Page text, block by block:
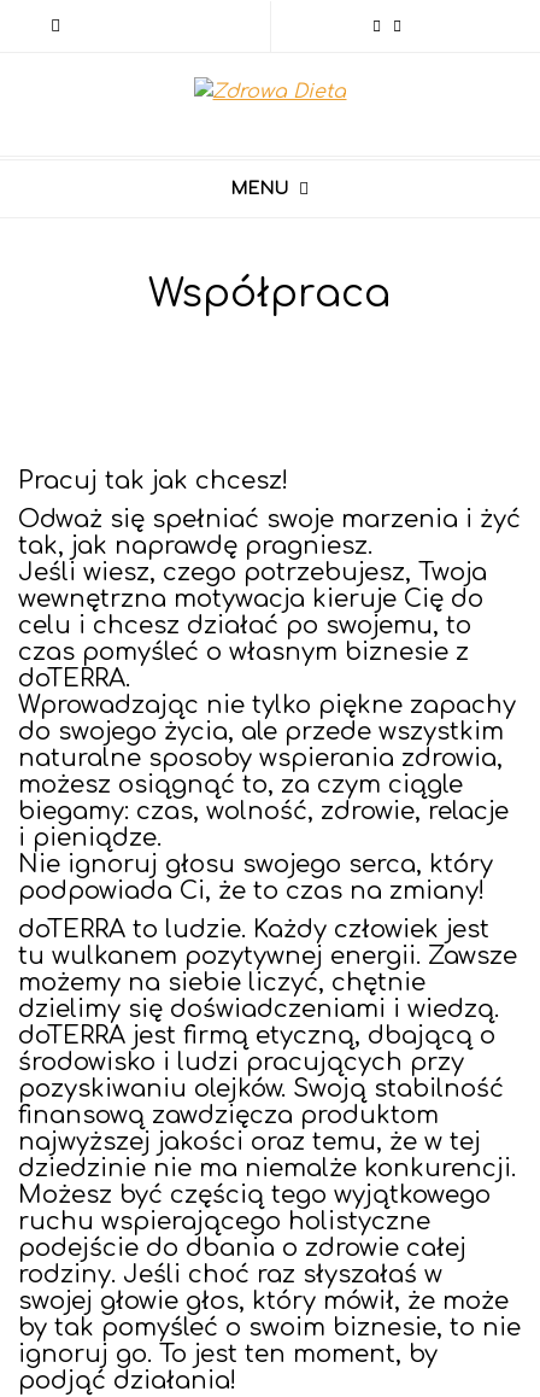
MENU
Współpraca
Pracuj tak jak chcesz!
Odważ się spełniać swoje marzenia i żyć
tak, jak naprawdę pragniesz.
Jeśli wiesz, czego potrzebujesz, Twoja
wewnętrzna motywacja kieruje Cię do
celu i chcesz działać po swojemu, to
czas pomyśleć o własnym biznesie z
doTERRA.
Wprowadzając nie tylko piękne zapachy
do swojego życia, ale przede wszystkim
naturalne sposoby wspierania zdrowia,
możesz osiągnąć to, za czym ciągle
biegamy: czas, wolność, zdrowie, relacje
i pieniądze.
Nie ignoruj głosu swojego serca, który
podpowiada Ci, że to czas na zmiany!
doTERRA to ludzie. Każdy człowiek jest
tu wulkanem pozytywnej energii. Zawsze
możemy na siebie liczyć, chętnie
dzielimy się doświadczeniami i wiedzą.
doTERRA jest firmą etyczną, dbającą o
środowisko i ludzi pracujących przy
pozyskiwaniu olejków. Swoją stabilność
finansową zawdzięcza produktom
najwyższej jakości oraz temu, że w tej
dziedzinie nie ma niemalże konkurencji.
Możesz być częścią tego wyjątkowego
ruchu wspierającego holistyczne
podejście do dbania o zdrowie całej
rodziny. Jeśli choć raz słyszałaś w
swojej głowie głos, który mówił, że może
by tak pomyśleć o swoim biznesie, to nie
ignoruj go. To jest ten moment, by
podjąć działania!